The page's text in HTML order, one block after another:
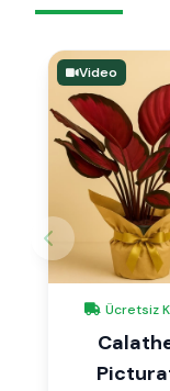
Video
Ücretsiz